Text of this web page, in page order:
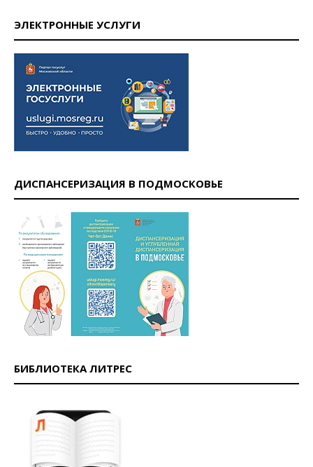
ЭЛЕКТРОННЫЕ УСЛУГИ
ДИСПАНСЕРИЗАЦИЯ В ПОДМОСКОВЬЕ
БИБЛИОТЕКА ЛИТРЕС